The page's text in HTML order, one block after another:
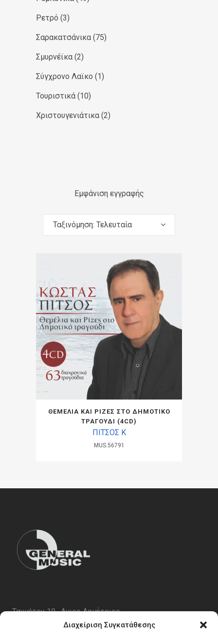
Διαχείριση Συγκατάθεσης
Ρετρό (3)
Σαρακατσάνικα (75)
Σμυρνέϊκα (2)
Σύγχρονο Λαϊκο (1)
Τουριστικά (10)
Χριστουγενιάτικα (2)
Εμφάνιση εγγραφής
Ταξινόμηση: Τελευταία
ΘΕΜΕΛΙΑ ΚΑΙ ΡΙΖΕΣ ΣΤΟ ΔΗΜΟΤΙΚΟ
ΤΡΑΓΟΥΔΙ (4CD)
ΠΙΤΣΟΣ Κ
MUS.56791
Ταυγέτου 19 , Αγιος Δημήτριος